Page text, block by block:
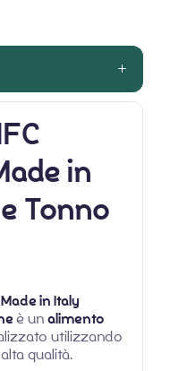
in
Tonno
in Italy
è unalimento
utilizzando
qualità.